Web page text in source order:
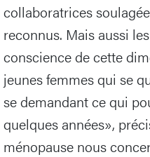
collaboratrices
reconnus. Mais aussi
conscience de cette
jeunes femmes qui se
se demandant ce qui
quelques années»,
ménopause nous